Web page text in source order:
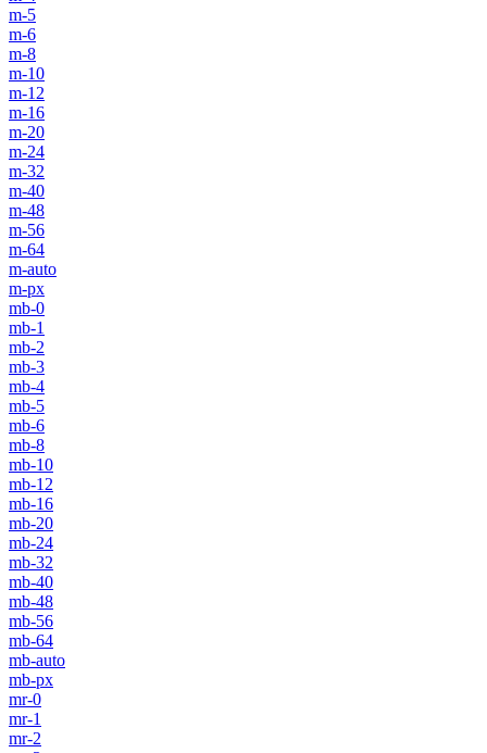
m-5
m-6
m-8
m-10
m-12
m-16
m-20
m-24
m-32
m-40
m-48
m-56
m-64
m-auto
m-px
mb-0
mb-1
mb-2
mb-3
mb-4
mb-5
mb-6
mb-8
mb-10
mb-12
mb-16
mb-20
mb-24
mb-32
mb-40
mb-48
mb-56
mb-64
mb-auto
mb-px
mr-0
mr-1
mr-2